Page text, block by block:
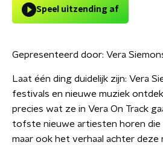
Speel uitzending af
Gepresenteerd door: Vera
Laat één ding duidelijk zijn: Vera
festivals en nieuwe muziek
precies wat ze in Vera On Track
tofste nieuwe artiesten horen die
maar ook het verhaal achter deze